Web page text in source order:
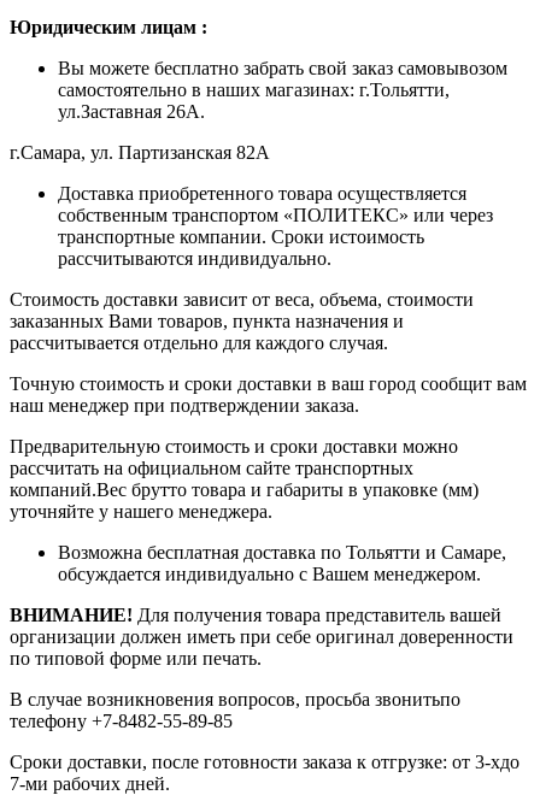
Юридическим лицам :
Вы можете бесплатно забрать свой заказ самовывозом
самостоятельно в наших магазинах: г.Тольятти,
ул.Заставная 26А.
г.Самара, ул. Партизанская 82А
Доставка приобретенного товара осуществляется
собственным транспортом «ПОЛИТЕКС» или через
транспортные компании. Сроки истоимость
рассчитываются индивидуально.
Стоимость доставки зависит от веса, объема, стоимости
заказанных Вами товаров, пункта назначения и
рассчитывается отдельно для каждого случая.
Точную стоимость и сроки доставки в ваш город сообщит вам
наш менеджер при подтверждении заказа.
Предварительную стоимость и сроки доставки можно
рассчитать на официальном сайте транспортных
компаний.Вес брутто товара и габариты в упаковке (мм)
уточняйте у нашего менеджера.
Возможна бесплатная доставка по Тольятти и Самаре,
обсуждается индивидуально с Вашем менеджером.
ВНИМАНИЕ! Для получения товара представитель вашей
организации должен иметь при себе оригинал доверенности
по типовой форме или печать.
В случае возникновения вопросов, просьба звонитьпо
телефону +7-8482-55-89-85
Сроки доставки, после готовности заказа к отгрузке: от 3-хдо
7-ми рабочих дней.